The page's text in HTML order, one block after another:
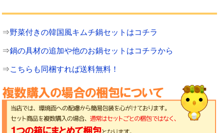
⇒野菜付きの韓国風キムチ鍋セットはコチラ
⇒鍋の具材の追加や他のお鍋セットはコチラから
⇒こちらも同梱すれば送料無料！